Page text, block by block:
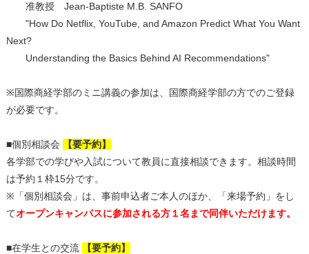
准教授 Jean-Baptiste M.B. SANFO
"How Do Netflix, YouTube, and Amazon Predict What You Want
Next?
Understanding the Basics Behind AI Recommendations"
※国際商経学部のミニ講義の参加は、国際商経学部の方でのご登録
が必要です。
■個別相談会
【要予約】
各学部での学びや入試について教員に直接相談できます。相談時間
は予約１枠15分です。
※「個別相談会」は、事前申込者ご本人のほか、「来場予約」をし
てオープンキャンパスに参加される方１名まで同伴いただけます。
■在学生との交流
【要予約】